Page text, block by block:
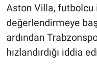
Aston Villa,
değerlendirmeye
ardından
hızlandırdığı iddia